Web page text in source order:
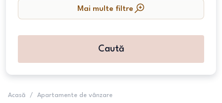
Mai multe filtre
Caută
Acasă / Apartamente de vânzare